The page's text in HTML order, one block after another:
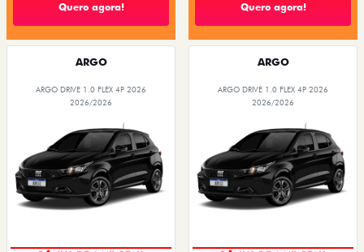
Quero agora! Quero agora!
ARGO
ARGO DRIVE 1.0 FLEX 4P 2026
2026/2026
ARGO
ARGO DRIVE 1.0 FLEX 4P 2026
2026/2026